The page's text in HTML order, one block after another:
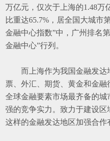
万亿元，仅次于上海的1.48万
比重达65.7% ，居全国大城市
金融中心指数”中，广州排名
金融中心”行列。
而上海作为我国金融发
票、外汇、期货、黄金和金
全球金融要素市场最齐备的
强的竞争实力。致力于建设
这样的金融发达地区加强合作